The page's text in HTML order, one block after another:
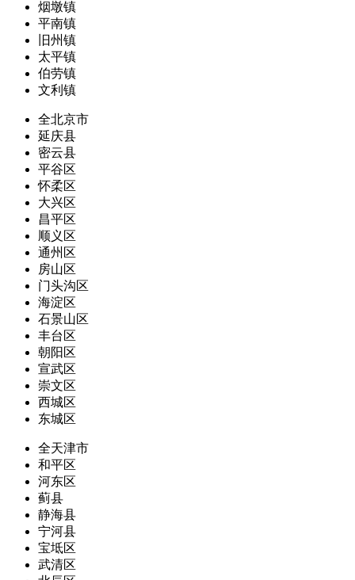
烟墩镇
平南镇
旧州镇
太平镇
伯劳镇
文利镇
全北京市
延庆县
密云县
平谷区
怀柔区
大兴区
昌平区
顺义区
通州区
房山区
门头沟区
海淀区
石景山区
丰台区
朝阳区
宣武区
崇文区
西城区
东城区
全天津市
和平区
河东区
蓟县
静海县
宁河县
宝坻区
武清区